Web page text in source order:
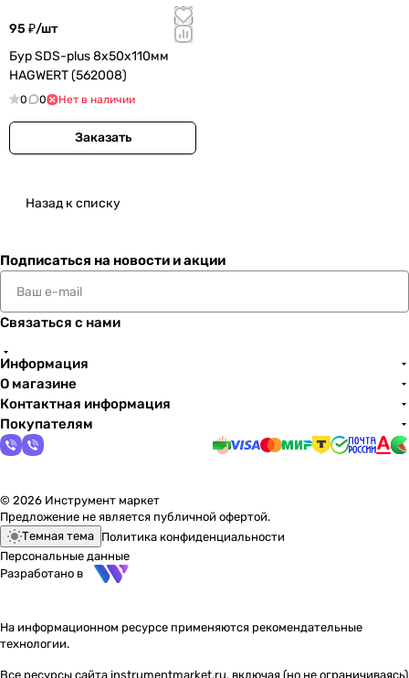
95 ₽/шт
Бур SDS-plus 8х50х110мм
HAGWERT (562008)
0 0 Нет в наличии
Заказать
Назад к списку
Подписаться на новости и акции
Связаться с нами
Информация
О магазине
Контактная информация
Покупателям
© 2026 Инструмент маркет
Предложение не является публичной офертой.
Темная тема Политика конфиденциальности
Персональные данные
Разработано в
На информационном ресурсе применяются рекомендательные
технологии.
Все ресурсы сайта instrumentmarket.ru, включая (но не ограничиваясь)